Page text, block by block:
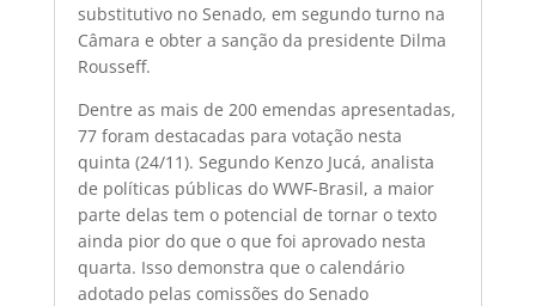
substitutivo no Senado, em segundo turno na
Câmara e obter a sanção da presidente Dilma
Rousseff.
Dentre as mais de 200 emendas apresentadas,
77 foram destacadas para votação nesta
quinta (24/11). Segundo Kenzo Jucá, analista
de políticas públicas do WWF-Brasil, a maior
parte delas tem o potencial de tornar o texto
ainda pior do que o que foi aprovado nesta
quarta. Isso demonstra que o calendário
adotado pelas comissões do Senado